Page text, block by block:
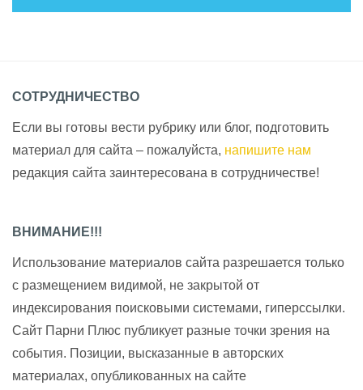
СОТРУДНИЧЕСТВО
Если вы готовы вести рубрику или блог, подготовить
материал для сайта – пожалуйста, напишите нам
редакция сайта заинтересована в сотрудничестве!
ВНИМАНИЕ!!!
Использование материалов сайта разрешается только
с размещением видимой, не закрытой от
индексирования поисковыми системами, гиперссылки.
Сайт Парни Плюс публикует разные точки зрения на
события. Позиции, высказанные в авторских
материалах, опубликованных на сайте